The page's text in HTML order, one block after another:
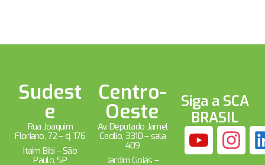
Sudest
e
Rua Joaquim
Floriano, 72 – cj. 176
Itaim Bibi – São
Paulo, SP
Centro-
Oeste
Av. Deputado Jamel
Cecílio, 3310 – sala
409
Jardim Goiás –
Siga a SCA
BRASIL